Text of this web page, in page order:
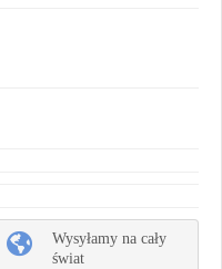
Wysyłamy na cały
świat